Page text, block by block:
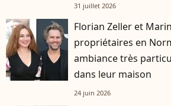
31 juillet 2026
Florian Zeller et
propriétaires en
ambiance très
dans leur maison
24 juin 2026